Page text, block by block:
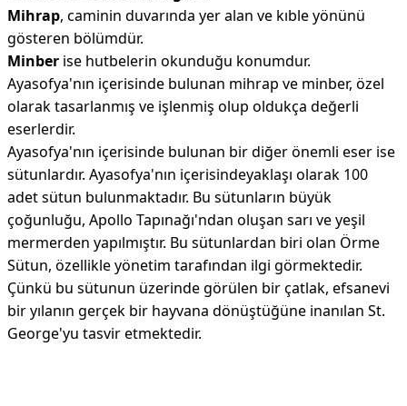
Mihrap, caminin duvarında yer alan ve kıble yönünü
gösteren bölümdür.
Minber ise hutbelerin okunduğu konumdur.
Ayasofya'nın içerisinde bulunan mihrap ve minber, özel
olarak tasarlanmış ve işlenmiş olup oldukça değerli
eserlerdir.
Ayasofya'nın içerisinde bulunan bir diğer önemli eser ise
sütunlardır. Ayasofya'nın içerisindeyaklaşı olarak 100
adet sütun bulunmaktadır. Bu sütunların büyük
çoğunluğu, Apollo Tapınağı'ndan oluşan sarı ve yeşil
mermerden yapılmıştır. Bu sütunlardan biri olan Örme
Sütun, özellikle yönetim tarafından ilgi görmektedir.
Çünkü bu sütunun üzerinde görülen bir çatlak, efsanevi
bir yılanın gerçek bir hayvana dönüştüğüne inanılan St.
George'yu tasvir etmektedir.